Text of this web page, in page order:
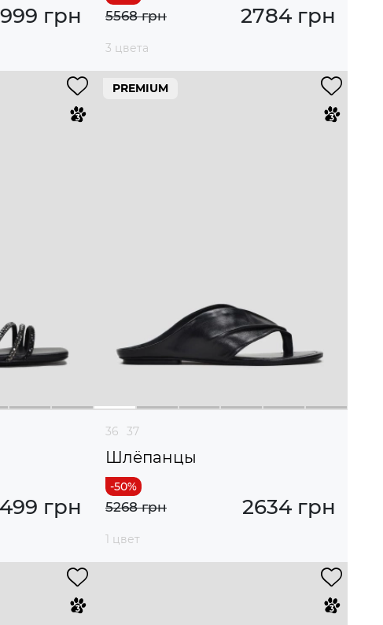
грн 2784 грн
5568 грн
3 цвета
грн
PREMIUM
36 37
Шлёпанцы
2634 грн
5268 грн
1 цвет